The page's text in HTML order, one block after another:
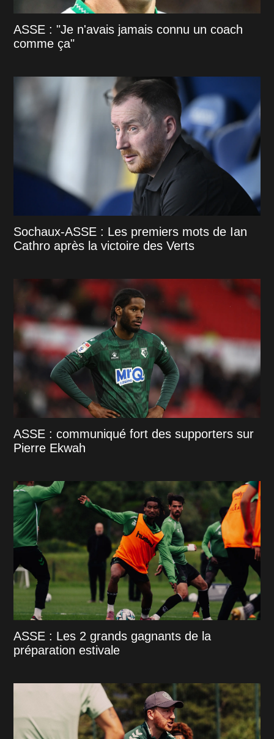
ASSE : "Je n'avais jamais connu un coach
comme ça"
Sochaux-ASSE : Les premiers mots de Ian
Cathro après la victoire des Verts
ASSE : communiqué fort des supporters sur
Pierre Ekwah
ASSE : Les 2 grands gagnants de la
préparation estivale